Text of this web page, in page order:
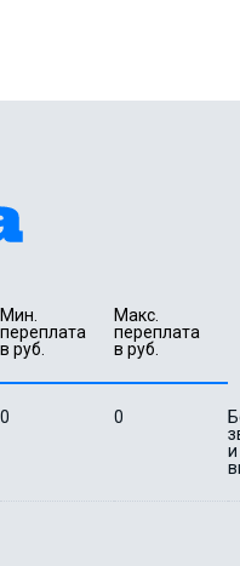
Мин.
переплата
в руб.
Макс.
переплата
в руб.
0 0
и